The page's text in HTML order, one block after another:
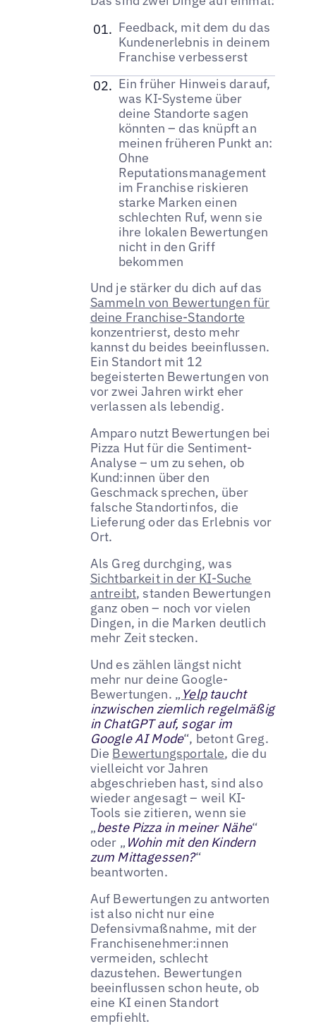
Feedback, mit dem du das
Kundenerlebnis in deinem
Franchise verbesserst
Ein früher Hinweis darauf,
was KI-Systeme über
deine Standorte sagen
könnten – das knüpft an
meinen früheren Punkt an:
Ohne
Reputationsmanagement
im Franchise riskieren
starke Marken einen
schlechten Ruf, wenn sie
ihre lokalen Bewertungen
nicht in den Griff
bekommen
Und je stärker du dich auf das
Sammeln von Bewertungen für
deine Franchise-Standorte
konzentrierst, desto mehr
kannst du beides beeinflussen.
Ein Standort mit 12
begeisterten Bewertungen von
vor zwei Jahren wirkt eher
verlassen als lebendig.
Amparo nutzt Bewertungen bei
Pizza Hut für die Sentiment-
Analyse – um zu sehen, ob
Kund:innen über den
Geschmack sprechen, über
falsche Standortinfos, die
Lieferung oder das Erlebnis vor
Ort.
Als Greg durchging, was
Sichtbarkeit in der KI-Suche
antreibt, standen Bewertungen
ganz oben – noch vor vielen
Dingen, in die Marken deutlich
mehr Zeit stecken.
Und es zählen längst nicht
mehr nur deine Google-
Bewertungen. „ Yelptaucht
inzwischen ziemlich regelmäßig
in ChatGPT auf, sogar im
Google AI Mode“, betont Greg.
Die Bewertungsportale, die du
vielleicht vor Jahren
abgeschrieben hast, sind also
wieder angesagt – weil KI-
Tools sie zitieren, wenn sie
„beste Pizza in meiner Nähe“
oder „ Wohin mit den Kindern
zum Mittagessen?“
beantworten.
Auf Bewertungen zu antworten
ist also nicht nur eine
Defensivmaßnahme, mit der
Franchisenehmer:innen
vermeiden, schlecht
dazustehen. Bewertungen
beeinflussen schon heute, ob
eine KI einen Standort
empfiehlt.